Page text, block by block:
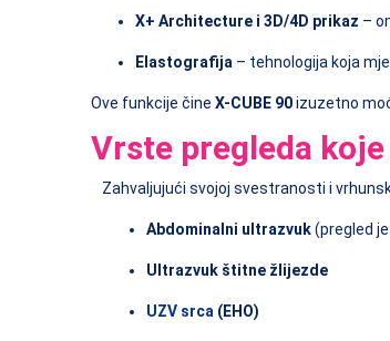
X+ Architecture i 3D/4D prikaz –
Elastografija – tehnologija koja
Ove funkcije čine X-CUBE 90izuzetno
Vrste pregleda koje
Zahvaljujući svojoj svestranosti i
Abdominalni ultrazvuk(pregled
Ultrazvuk štitne žlijezde
UZV srca (EHO)